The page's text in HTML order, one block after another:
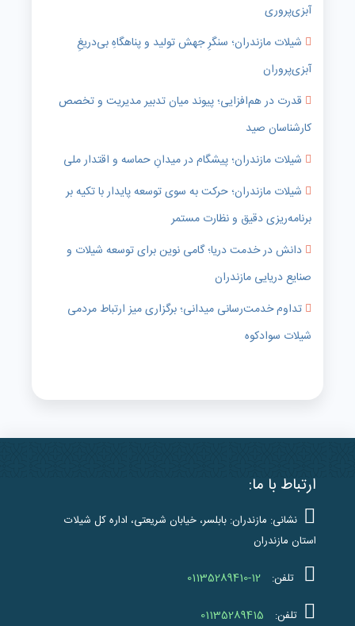
آبزی‌پروری
شیلات مازندران؛ سنگرِ جهش تولید و پناهگاهِ بی‌دریغِ
آبزی‌پروران
قدرت در هم‌افزایی؛ پیوند میان تدبیر مدیریت و تخصص
کارشناسان صید
شیلات مازندران؛ پیشگام در میدانِ حماسه و اقتدار ملی
شیلات مازندران؛ حرکت به سوی توسعه پایدار با تکیه بر
برنامه‌ریزی دقیق و نظارت مستمر
دانش در خدمت دریا؛ گامی نوین برای توسعه شیلات و
صنایع دریایی مازندران
تداوم خدمت‌رسانی میدانی؛ برگزاری میز ارتباط مردمی
شیلات سوادکوه
ارتباط با ما:
نشانی: مازندران: بابلسر، خیابان شریعتی، اداره کل شیلات
استان مازندران
تلفن: 01135289410-12
تلفن: 01135289415